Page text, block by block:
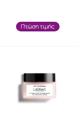
Πτώση τιμής